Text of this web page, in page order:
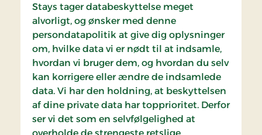
Stays tager databeskyttelse meget
alvorligt, og ønsker med denne
persondatapolitik at give dig oplysninger
om, hvilke data vi er nødt til at indsamle,
hvordan vi bruger dem, og hvordan du selv
kan korrigere eller ændre de indsamlede
data. Vi har den holdning, at beskyttelsen
af dine private data har topprioritet. Derfor
ser vi det som en selvfølgelighed at
overholde de strengeste retslige